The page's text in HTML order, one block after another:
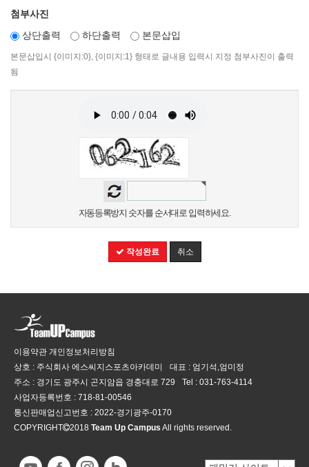
첨부사진
상단출력
하단출력 본문삽입
본문삽입시 {이미지:0}, {이미지:1} 형태로 글내용 입력시 지정 첨부사진이 출력
됨
자동등록방지 숫자를 순서대로 입력하세요.
작성완료 취소
이용약관 개인정보처리방침
상호 : 주식회사 에스씨지스포츠아카데미
대표 : 엄기석,엄미정
주소 : 경기도 광주시 곤지암읍 경충대로 729
Tel : 031-763-4114
사업자등록번호 : 718-81-00546
통신판매업신고번호 : 2022-경기광주-0170
COPYRIGHT
2018 Team Up Campus All rights reserved.